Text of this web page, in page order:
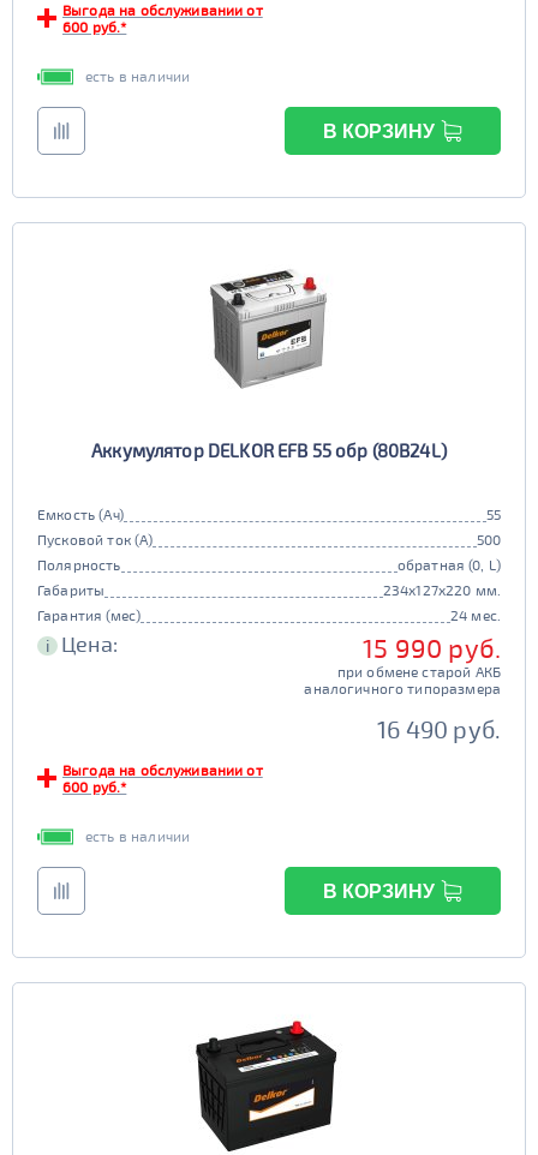
Выгода на обслуживании от
600 руб.*
есть в наличии
В КОРЗИНУ
Аккумулятор DELKOR EFB 55 обр (80B24L)
Емкость (Ач)
55
Пусковой ток (А)
500
Полярность
обратная (0, L)
Габариты
234x127x220 мм.
Гарантия (мес)
24 мес.
i Цена: 15 990 руб.
при обмене старой АКБ
аналогичного типоразмера
16 490 руб.
Выгода на обслуживании от
600 руб.*
есть в наличии
В КОРЗИНУ